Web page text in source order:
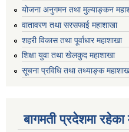
योजना अनुगमन तथा मुल्याङ्कन
वातावरण तथा सरसफाई महाशाखा
शहरी विकास तथा पूर्वाधार महाशाखा
शिक्षा युवा तथा खेलकुद महाशाखा
सूचना प्रविधि तथा तथ्याङ्क
बागमती प्रदेशमा